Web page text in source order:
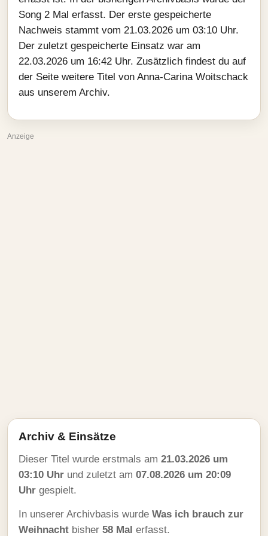
Song 2 Mal erfasst. Der erste gespeicherte
Nachweis stammt vom 21.03.2026 um 03:10 Uhr.
Der zuletzt gespeicherte Einsatz war am
22.03.2026 um 16:42 Uhr. Zusätzlich findest du auf
der Seite weitere Titel von Anna-Carina Woitschack
aus unserem Archiv.
Anzeige
Archiv & Einsätze
Dieser Titel wurde erstmals am 21.03.2026 um
03:10 Uhr und zuletzt am 07.08.2026 um 20:09
Uhr gespielt.
In unserer Archivbasis wurde Was ich brauch zur
Weihnacht bisher 58 Mal erfasst.